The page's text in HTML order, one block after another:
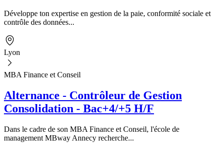
Développe ton expertise en gestion de la paie, conformité sociale et
contrôle des données...
Lyon
MBA Finance et Conseil
Alternance - Contrôleur de Gestion
Consolidation - Bac+4/+5 H/F
Dans le cadre de son MBA Finance et Conseil, l'école de
management MBway Annecy recherche...